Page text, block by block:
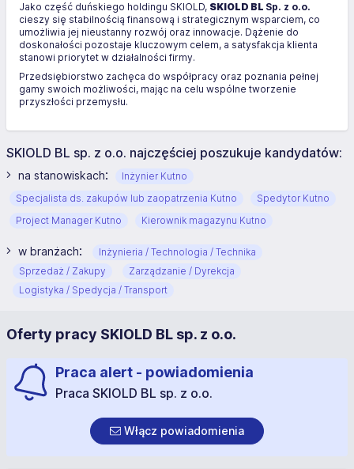
Jako część duńskiego holdingu SKIOLD, SKIOLD BL Sp. z o.o.
cieszy się stabilnością finansową i strategicznym wsparciem, co
umożliwia jej nieustanny rozwój oraz innowacje. Dążenie do
doskonałości pozostaje kluczowym celem, a satysfakcja klienta
stanowi priorytet w działalności firmy.
Przedsiębiorstwo zachęca do współpracy oraz poznania pełnej
gamy swoich możliwości, mając na celu wspólne tworzenie
przyszłości przemysłu.
SKIOLD BL sp. z o.o. najczęściej poszukuje kandydatów:
na stanowiskach:
Inżynier Kutno
Specjalista ds. zakupów lub zaopatrzenia Kutno
Spedytor Kutno
Project Manager Kutno
Kierownik magazynu Kutno
w branżach:
Inżynieria / Technologia / Technika
Sprzedaż / Zakupy
Zarządzanie / Dyrekcja
Logistyka / Spedycja / Transport
Oferty pracy SKIOLD BL sp. z o.o.
Praca alert - powiadomienia
Praca SKIOLD BL sp. z o.o.
Włącz powiadomienia